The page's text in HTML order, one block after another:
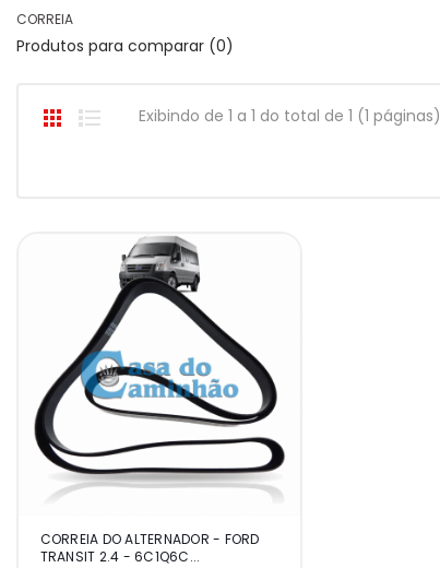
CORREIA
Produtos para comparar (0)
Exibindo de 1 a 1 do total de 1 (1 páginas)
CORREIA DO ALTERNADOR - FORD
TRANSIT 2.4 - 6C1Q6C...